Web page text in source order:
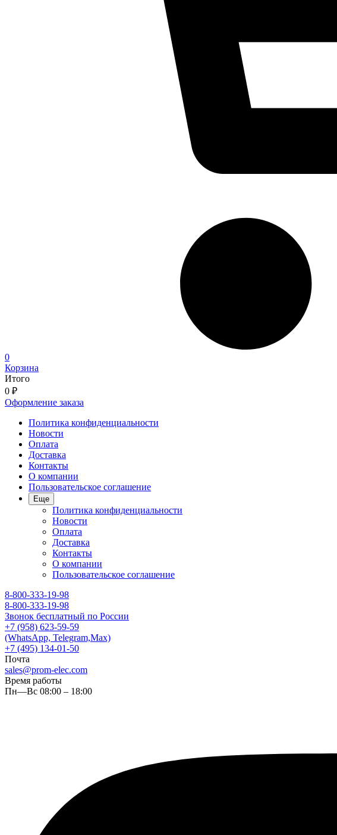
0
Корзина
Итого
0 ₽
Оформление заказа
Политика конфиденциальности
Новости
Оплата
Доставка
Контакты
О компании
Пользовательское соглашение
Еще
Политика конфиденциальности
Новости
Оплата
Доставка
Контакты
О компании
Пользовательское соглашение
8-800-333-19-98
8-800-333-19-98
Звонок бесплатный по России
+7 (958) 623-59-59
(WhatsApp, Telegram,Max)
+7 (495) 134-01-50
Почта
sales@prom-elec.com
Время работы
Пн—Вс 08:00 – 18:00